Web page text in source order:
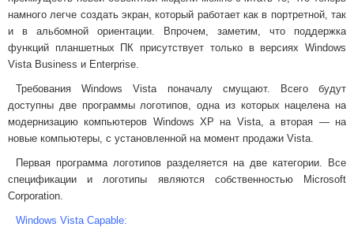
намного легче создать экран, который работает как в портретной, так
и в альбомной ориентации. Впрочем, заметим, что поддержка
функций планшетных ПК присутствует только в версиях Windows
Vista Business и Enterprise.
Требования Windows Vista поначалу смущают. Всего будут
доступны две программы логотипов, одна из которых нацелена на
модернизацию компьютеров Windows XP на Vista, а вторая — на
новые компьютеры, с установленной на момент продажи Vista.
Первая программа логотипов разделяется на две категории. Все
спецификации и логотипы являются собственностью Microsoft
Corporation.
Windows Vista Capable: